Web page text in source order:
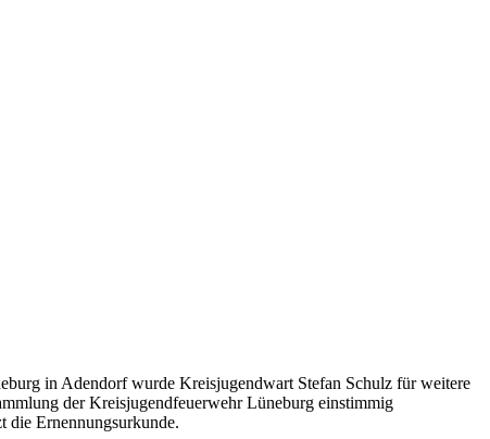
in Adendorf wurde Kreisjugendwart Stefan Schulz für weitere
der Kreisjugendfeuerwehr Lüneburg einstimmig
die Ernennungsurkunde.